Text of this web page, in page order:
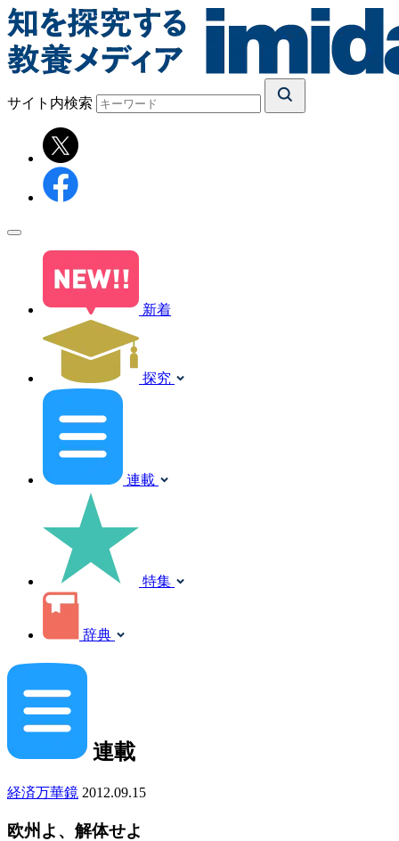
サイト内検索
新着
探究
連載
特集
辞典
連載
経済万華鏡 2012.09.15
欧州よ、解体せよ